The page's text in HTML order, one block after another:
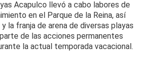
Acapulco llevó a cabo labores de
en el Parque de la Reina, así
la franja de arena de diversas playas
de las acciones permanentes
la actual temporada vacacional.